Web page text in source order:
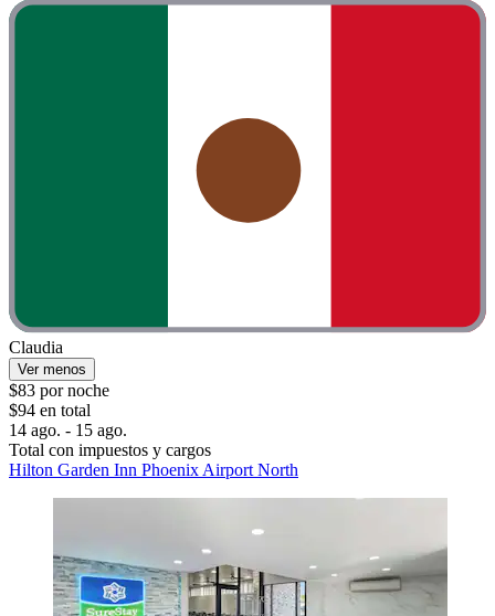
Claudia
Ver menos
$83 por noche
$94 en total
14 ago. - 15 ago.
Total con impuestos y cargos
Hilton Garden Inn Phoenix Airport North